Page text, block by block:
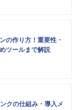
の作り方！重要性・
ツールまで解説
クの仕組み・導入メ